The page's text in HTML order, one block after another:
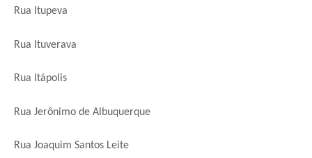
Rua Itupeva
Rua Ituverava
Rua Itápolis
Rua Jerônimo de Albuquerque
Rua Joaquim Santos Leite